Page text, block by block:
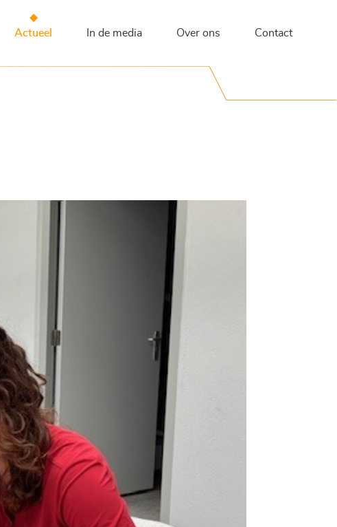
Actueel In de media Over ons Contact